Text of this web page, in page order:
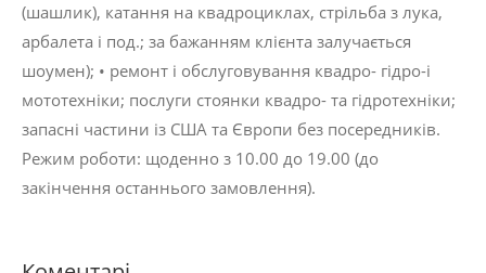
(шашлик), катання на квадроциклах, стрільба з лука,
арбалета і под.; за бажанням клієнта залучається
шоумен); • ремонт і обслуговування квадро- гідро-і
мототехніки; послуги стоянки квадро- та гідротехніки;
запасні частини із США та Європи без посередників.
Режим роботи: щоденно з 10.00 до 19.00 (до
закінчення останнього замовлення).